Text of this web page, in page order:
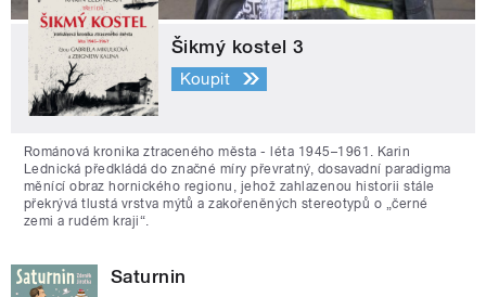
Šikmý kostel 3
Koupit
Románová kronika ztraceného města - léta 1945–1961. Karin
Lednická předkládá do značné míry převratný, dosavadní paradigma
měnící obraz hornického regionu, jehož zahlazenou historii stále
překrývá tlustá vrstva mýtů a zakořeněných stereotypů o „černé
zemi a rudém kraji“.
Saturnin